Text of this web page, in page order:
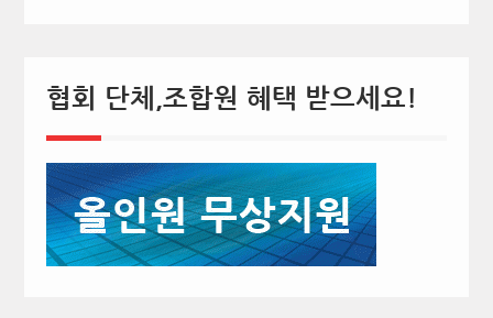
협회 단체,조합원 혜택 받으세요!